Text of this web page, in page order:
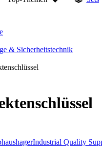
& Sicherheitstechnik
hagerIndustrial Quality